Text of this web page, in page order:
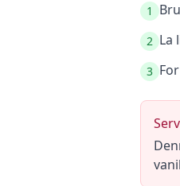
1
2 La
3